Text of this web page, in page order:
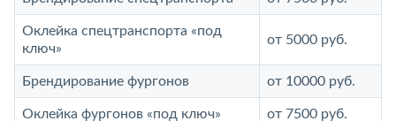
Оклейка спецтранспорта «под
ключ»
от 5000 руб.
Брендирование фургонов от 10000 руб.
Оклейка фургонов «под ключ» от 7500 руб.